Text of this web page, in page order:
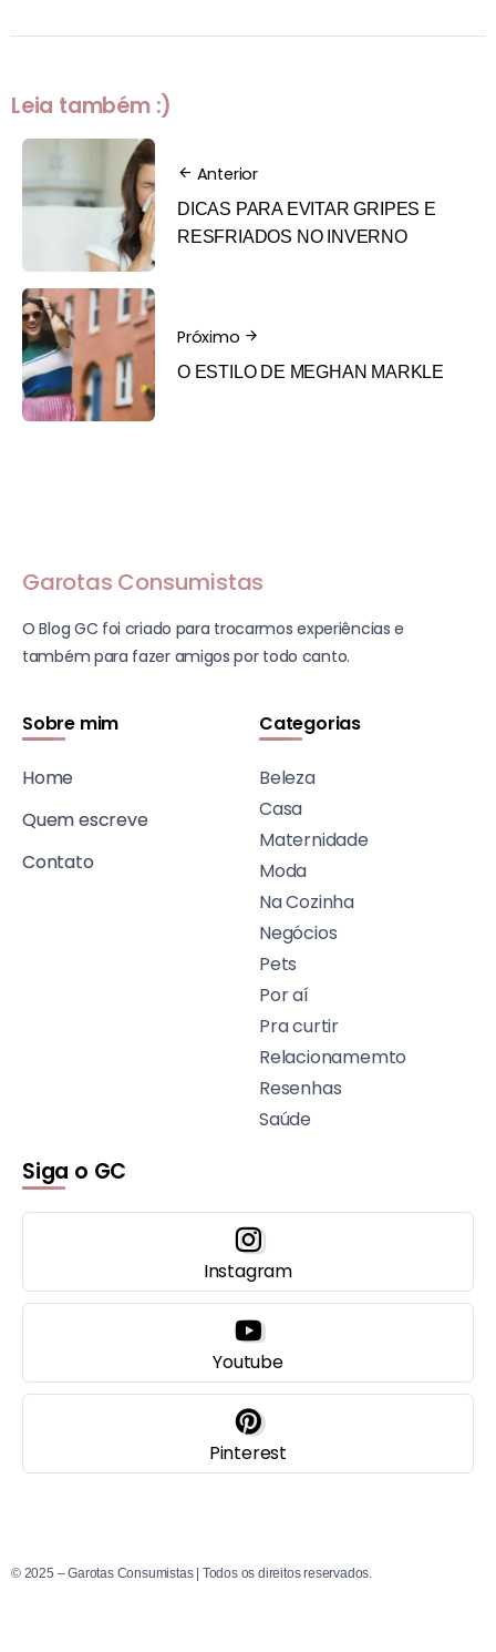
Leia também :)
Anterior
DICAS PARA EVITAR GRIPES E
RESFRIADOS NO INVERNO
Próximo
O ESTILO DE MEGHAN MARKLE
Garotas Consumistas
O Blog GC foi criado para trocarmos experiências e
também para fazer amigos por todo canto.
Sobre mim
Home
Quem escreve
Contato
Categorias
Beleza
Casa
Maternidade
Moda
Na Cozinha
Negócios
Pets
Por aí
Pra curtir
Relacionamemto
Resenhas
Saúde
Siga o GC
Instagram
Youtube
Pinterest
© 2025 – Garotas Consumistas | Todos os direitos reservados.